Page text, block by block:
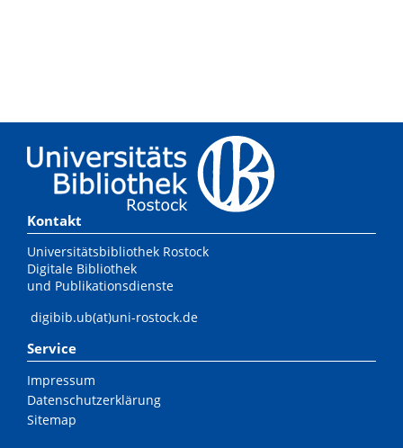
Kontakt
Universitätsbibliothek Rostock
Digitale Bibliothek
und Publikationsdienste
digibib.ub(at)uni-rostock.de
Service
Impressum
Datenschutzerklärung
Sitemap